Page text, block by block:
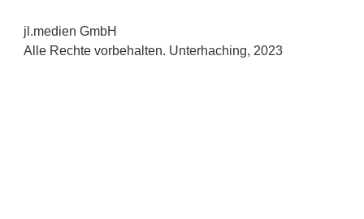
jl.medien GmbH
Alle Rechte vorbehalten. Unterhaching, 2023